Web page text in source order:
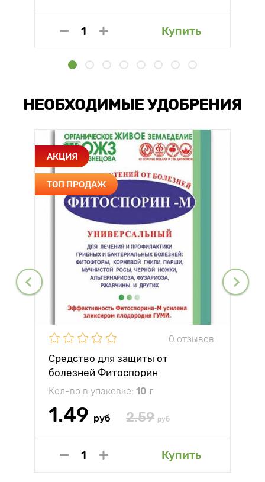
Купить
НЕОБХОДИМЫЕ УДОБРЕНИЯ
АКЦИЯ
ТОП ПРОДАЖ
0 отзывов
Средство для защиты от
болезней Фитоспорин
Кол-во в упаковке: 10 г
1.49 руб 2.59 руб
Купить